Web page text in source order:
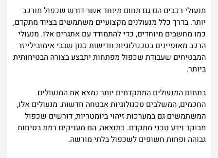
מנעולי רכבים הם גם תחום מיוחד אשר דורש שכפול מורכב
יותר. בדרך כלל מנעולנים מקצועיים משתמשים בציוד מתקדם,
כמו מחשבים מיוחדים, כדי להתמודד עם אתגרים אלו. מנעולי
הרכב מאופיינים בטכנולוגיות חדישות כגון שבבי אימובילייזר
המבטיחים שעבודת שכפול מפתחות יתבצע בצורה הבטיחותית
ביותר.
בתחום המנעולים המתקדמים יותר נמצא את המנעולים
החכמים, המשלבים טכנולוגיות אבטחה חדשות. מנעולים אלו,
המשתמשים גם במערכות זיהוי ביומטריות, דורשים שכפול
מבוקר וידע טכני מתקדם. כתוצאה, הם מעניקים רמת בטיחות
גבוהה ופחות חשופים לשכפול בלתי מורשה.